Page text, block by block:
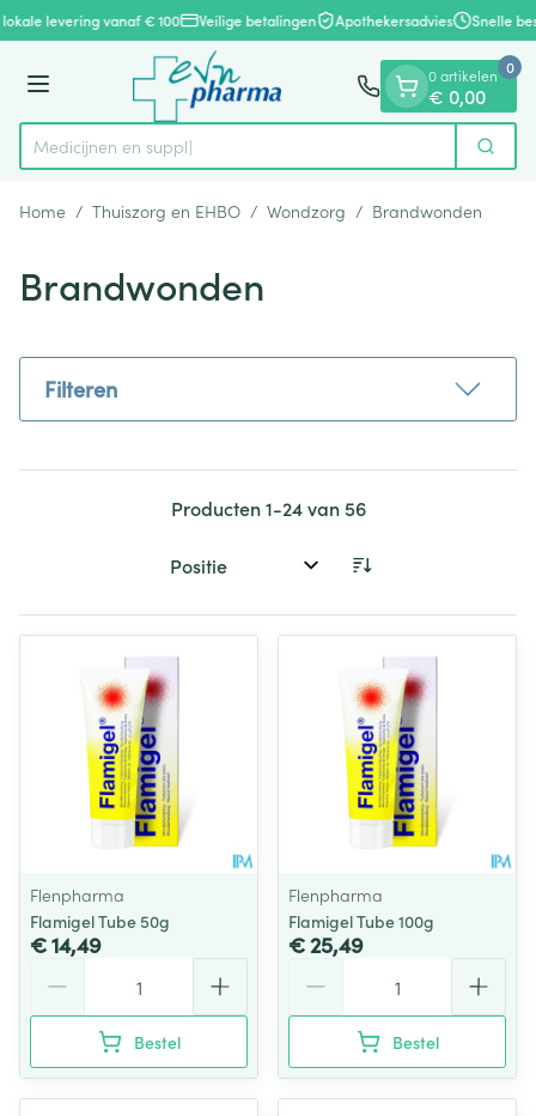
Ga naar de inhoud
1 van 1
levering vanaf € 100 Veilige betalingen Apothekersadvies Snelle
Menu
Product, merk, categorie... Zoek
0 artikelen
€ 0,00
0
Home / Thuiszorg en EHBO / Wondzorg / Brandwonden
Brandwonden
Filteren
Producten1-24van56
Sorteer op:
Flenpharma
Flamigel Tube 50g
€ 14,49
Bestel
Flenpharma
Flamigel Tube 100g
€ 25,49
Bestel